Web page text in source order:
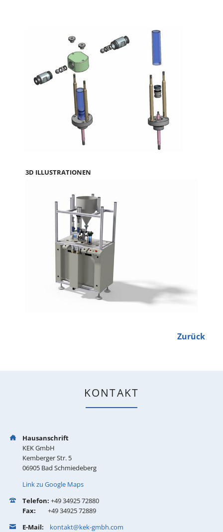
3D ILLUSTRATIONEN
Zurück
KONTAKT
Hausanschrift
KEK GmbH
Kemberger Str. 5
06905 Bad Schmiedeberg
Link zu Google Maps
Telefon: +49 34925 72880
Fax: +49 34925 72889
E-Mail:
kontakt@kek-gmbh.com